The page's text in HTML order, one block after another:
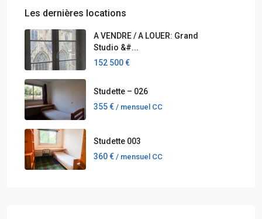
Les dernières locations
A VENDRE / A LOUER: Grand
Studio &#...
152 500 €
Studette – 026
355 € / mensuel CC
Studette 003
360 € / mensuel CC